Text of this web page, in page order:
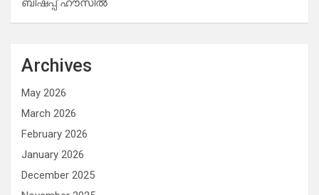
ബിഷപ്പ് ഹൗസില്‍
Archives
May 2026
March 2026
February 2026
January 2026
December 2025